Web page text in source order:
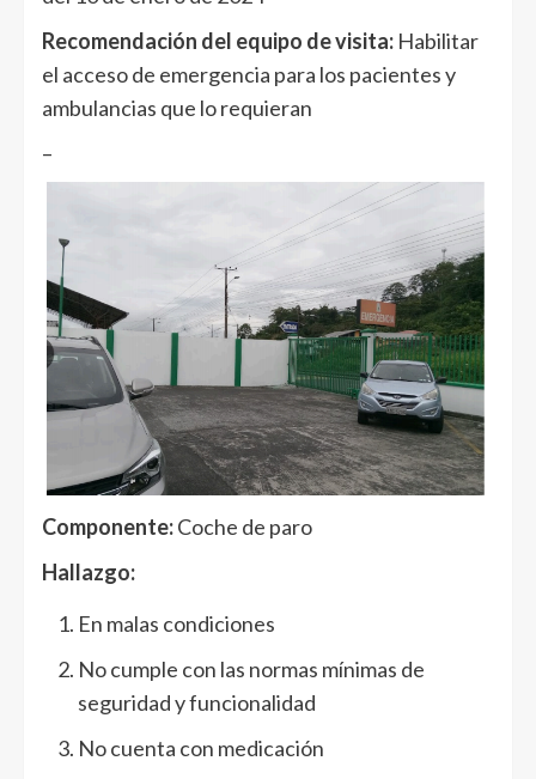
Recomendación del equipo de visita: Habilitar
el acceso de emergencia para los pacientes y
ambulancias que lo requieran
–
Componente:Coche de paro
Hallazgo:
En malas condiciones
No cumple con las normas mínimas de
seguridad y funcionalidad
No cuenta con medicación